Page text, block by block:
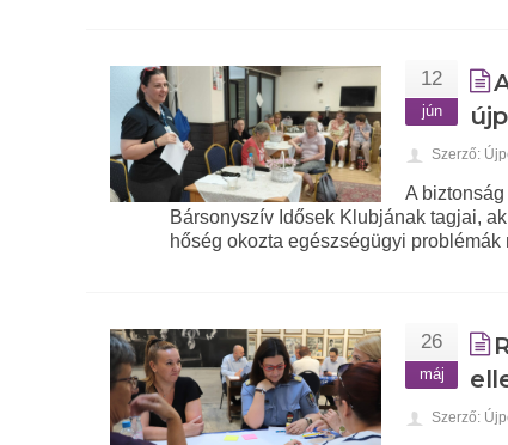
12
jún
Szerző:
A
Bársonyszív Idősek Klubjának tagjai,
hőség okozta egészségügyi
26
máj
Szerző: